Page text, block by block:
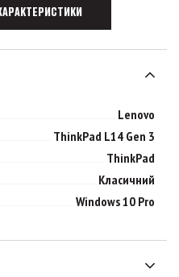
Lenovo
ThinkPad L14 Gen 3
ThinkPad
Класичний
Windows 10 Pro